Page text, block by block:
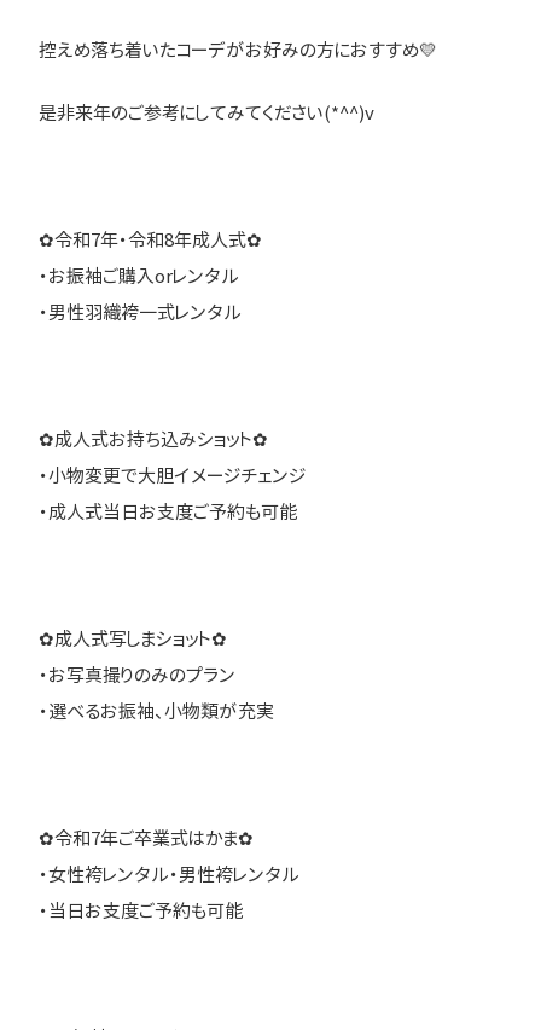
控えめ落ち着いたコーデがお好みの方におすすめ💛
是非来年のご参考にしてみてください(*^^)v
✿令和7年・令和8年成人式✿
・お振袖ご購入orレンタル
・男性羽織袴一式レンタル
✿成人式お持ち込みショット✿
・小物変更で大胆イメージチェンジ
・成人式当日お支度ご予約も可能
✿成人式写しまショット✿
・お写真撮りのみのプラン
・選べるお振袖、小物類が充実
✿令和7年ご卒業式はかま✿
・女性袴レンタル・男性袴レンタル
・当日お支度ご予約も可能